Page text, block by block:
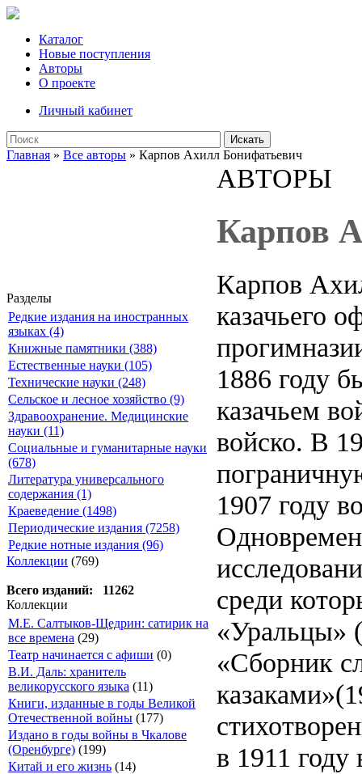
Каталог
Новые поступления
Авторы
О проекте
Личный кабинет
Искать
Главная » Все авторы » Карпов Ахилл Бонифатьевич
Разделы
Редкие издания на иностранных
языках (4)
Книжные памятники (388)
Естественные науки (105)
Технические науки (248)
Сельское и лесное хозяйство (9)
Здравоохранение. Медицинские
науки (11)
Социальные и гуманитарные науки
(678)
Литература универсального
содержания (1)
Краеведение (1498)
Периодические издания (7258)
Редкие нотные издания (96)
Коллекции (769)
Всего изданий: 11262
Коллекции
М.Е. Салтыков-Щедрин: сатирик на
все времена (29)
Театр начинается с афиши (0)
В.И. Даль: хранитель
великорусского языка (11)
Книги, изданные в годы Великой
Отечественной войны (177)
Издано в годы войны в Чкалове
(Оренбурге) (199)
Китай и его жизнь (14)
АВТОРЫ
Карпов
Карпов
казачьего
1886 году
казачьем
войско. В
1907 году
среди
«Уральцы»
«Сборник
в 1911 году